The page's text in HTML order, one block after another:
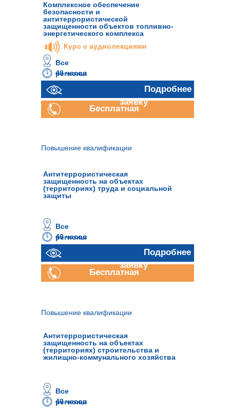
40 часов
Отправить
заявку
Все
регионы
Бесплатная
Повышение квалификации
40 часов
Отправить
заявку
Все
регионы
Комплексное обеспечение
безопасности и
антитеррористической
защищенности объектов топливно-
энергетического комплекса
Подробнее
Бесплатная
Повышение квалификации
40 часов
Все
регионы
Антитеррористическая
защищенность на объектах
(территориях) строительства и
жилищно-коммунального хозяйства
Подробнее
Антитеррористическая
защищенность на объектах
(территориях) труда и социальной
защиты
Курс с аудиолекциями